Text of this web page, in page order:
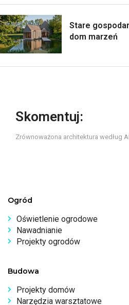
Stare
dom marzeń
Skomentuj:
Zrównoważona architektura według
Ogród
Oświetlenie ogrodowe
Nawadnianie
Projekty ogrodów
Budowa
Projekty domów
Narzędzia warsztatowe